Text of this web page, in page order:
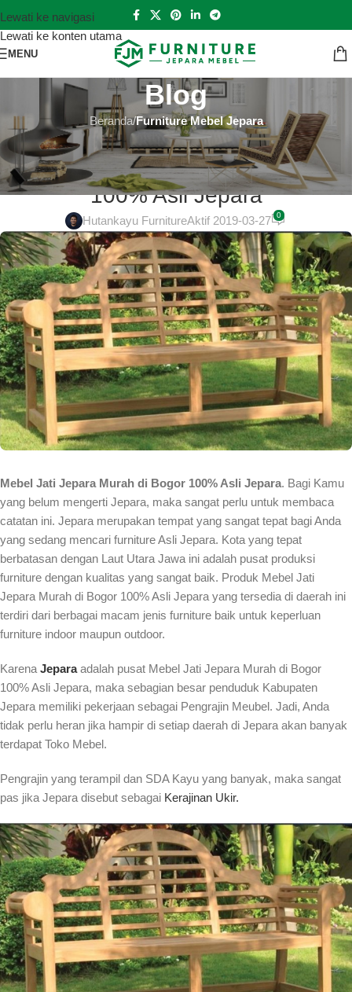
Lewati ke navigasi
Lewati ke konten utama
MENU
Blog
Beranda/Furniture Mebel Jepara
FURNITURE MEBEL JEPARA
Mebel Jati Jepara Murah di Bogor
100% Asli Jepara
Hutankayu FurnitureAktif 2019-03-27 0
Mebel Jati Jepara Murah di Bogor 100% Asli Jepara. Bagi Kamu
yang belum mengerti Jepara, maka sangat perlu untuk membaca
catatan ini. Jepara merupakan tempat yang sangat tepat bagi Anda
yang sedang mencari furniture Asli Jepara. Kota yang tepat
berbatasan dengan Laut Utara Jawa ini adalah pusat produksi
furniture dengan kualitas yang sangat baik. Produk Mebel Jati
Jepara Murah di Bogor 100% Asli Jepara yang tersedia di daerah ini
terdiri dari berbagai macam jenis furniture baik untuk keperluan
furniture indoor maupun outdoor.
KarenaJeparaadalah pusat Mebel Jati Jepara Murah di Bogor
100% Asli Jepara, maka sebagian besar penduduk Kabupaten
Jepara memiliki pekerjaan sebagai Pengrajin Meubel. Jadi, Anda
tidak perlu heran jika hampir di setiap daerah di Jepara akan banyak
terdapat Toko Mebel.
Pengrajin yang terampil dan SDA Kayu yang banyak, maka sangat
pas jika Jepara disebut sebagai Kerajinan Ukir.